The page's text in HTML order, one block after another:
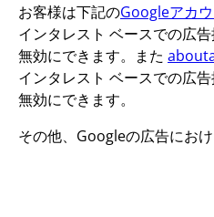
お客様は下記のGoogleアカ
インタレスト ベースでの広
無効にできます。また
インタレスト ベースでの広
無効にできます。
その他、Googleの広告にお